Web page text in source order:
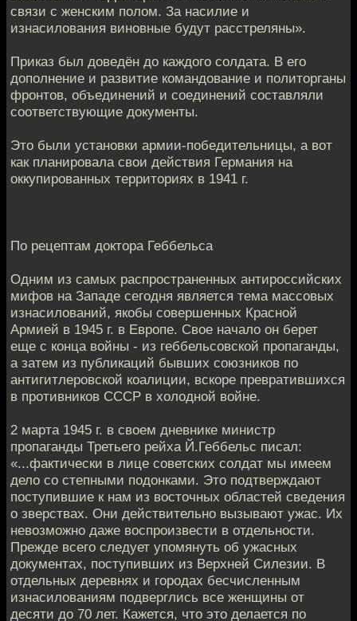
связи с женским полом. За насилие и
изнасилования виновные будут расстреляны».
Приказ был доведён до каждого солдата. В его
дополнение и развитие командование и политорганы
фронтов, объединений и соединений составляли
соответствующие документы.
Это были установки армии-победительницы, а вот
как планировала свои действия Германия на
оккупированных территориях в 1941 г.
По рецептам доктора Геббельса
Одним из самых распространенных антироссийских
мифов на Западе сегодня является тема массовых
изнасилований, якобы совершенных Красной
Армией в 1945 г. в Европе. Свое начало он берет
еще с конца войны - из геббельсовской пропаганды,
а затем из публикаций бывших союзников по
антигитлеровской коалиции, вскоре превратившихся
в противников СССР в холодной войне.
2 марта 1945 г. в своем дневнике министр
пропаганды Третьего рейха Й.Геббельс писал:
«...фактически в лице советских солдат мы имеем
дело со степными подонками. Это подтверждают
поступившие к нам из восточных областей сведения
о зверствах. Они действительно вызывают ужас. Их
невозможно даже воспроизвести в отдельности.
Прежде всего следует упомянуть об ужасных
документах, поступивших из Верхней Силезии. В
отдельных деревнях и городах бесчисленным
изнасилованиям подверглись все женщины от
десяти до 70 лет. Кажется, что это делается по